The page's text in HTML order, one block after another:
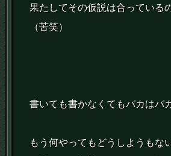
果たしてその仮説は合っている
（苦笑）
書いても書かなくてもバカはバ
もう何やってもどうしようもな